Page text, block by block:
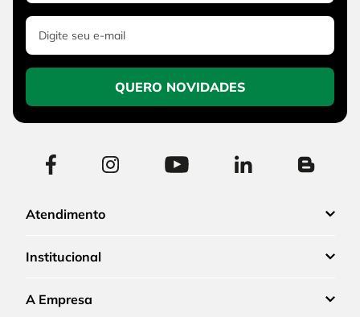
QUERO NOVIDADES
Atendimento
Institucional
A Empresa